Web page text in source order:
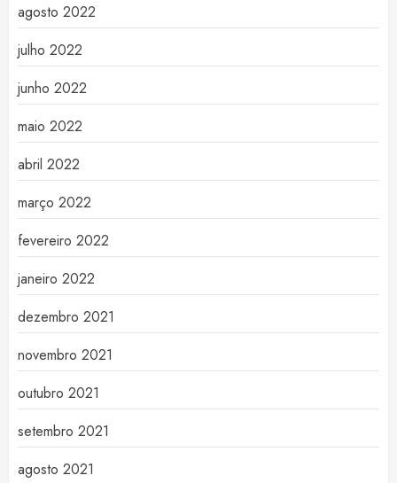
agosto 2022
julho 2022
junho 2022
maio 2022
abril 2022
março 2022
fevereiro 2022
janeiro 2022
dezembro 2021
novembro 2021
outubro 2021
setembro 2021
agosto 2021